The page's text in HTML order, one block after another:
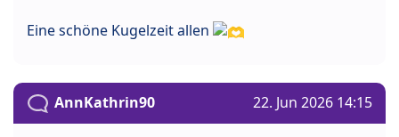
Eine schöne Kugelzeit allen
AnnKathrin90 22. Jun 2026 14:15